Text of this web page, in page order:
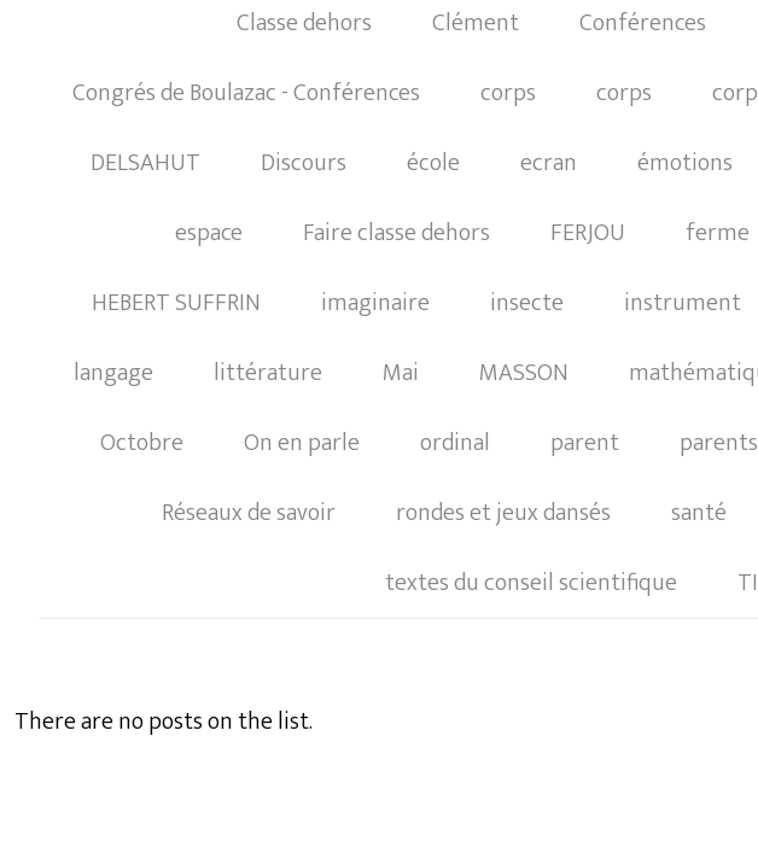
Classe dehors
Clément Conférences
Congrés de Boulazac - Conférences
corps corps
DELSAHUT
Discours école ecran émotions
espace
Faire classe dehors FERJOU ferme
HEBERT SUFFRIN
imaginaire insecte instrument
langage
littérature Mai MASSON
Octobre
On en parle ordinal parent parents
Réseaux de savoir
rondes et jeux dansés santé
textes du conseil scientifique
There are no posts on the list.